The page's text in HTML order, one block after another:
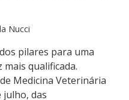
Nucci
pilares para uma
qualificada.
Medicina Veterinária
julho, das